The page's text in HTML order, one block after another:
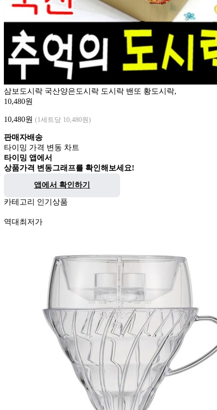
삼보도시락 국산양은도시락 도시락 밴또 황도시락,
10,480원
10,480원 (1세트당 10,480원)
판매자배송
타이밍 가격 변동 차트
타이밍 앱에서
상품가격 변동그래프를 확인해보세요!
앱에서 확인하기
카테고리 인기상품
역대최저가